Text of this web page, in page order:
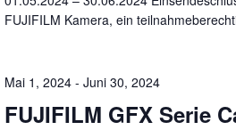
FUJIFILM Kamera, ein
FUJIFILM GFX Serie
Mai 1, 2024- Juni 30, 2024